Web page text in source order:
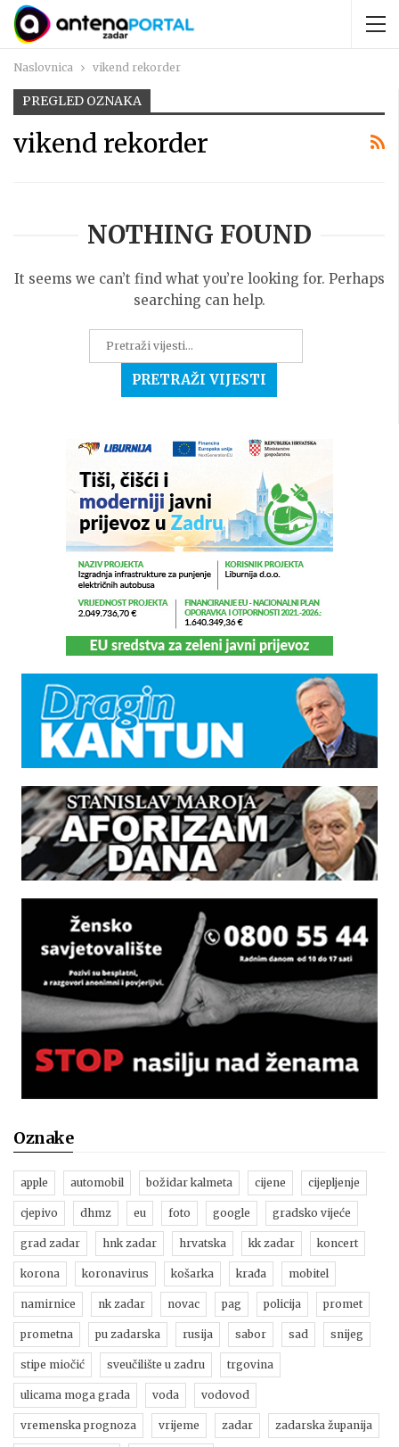
Naslovnica vikend rekorder
PREGLED OZNAKA
vikend rekorder
NOTHING FOUND
It seems we can’t find what you’re looking for. Perhaps
searching can help.
Oznake
apple automobil božidar kalmeta cijene cijepljenje
cjepivo dhmz eu foto google gradsko vijeće
grad zadar hnk zadar hrvatska kk zadar koncert
korona koronavirus košarka krađa mobitel
namirnice nk zadar novac pag policija promet
prometna pu zadarska rusija sabor sad snijeg
stipe miočić sveučilište u zadru trgovina
ulicama moga grada voda vodovod
vremenska prognoza vrijeme zadar zadarska županija